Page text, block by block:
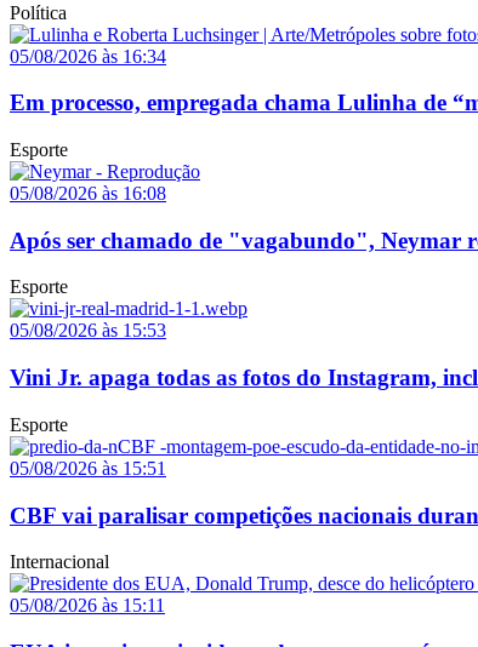
Política
05/08/2026 às 16:34
Em processo, empregada chama Lulinha de
Esporte
05/08/2026 às 16:08
Após ser chamado de "vagabundo", Neymar
Esporte
05/08/2026 às 15:53
Vini Jr. apaga todas as fotos do Instagram,
Esporte
05/08/2026 às 15:51
CBF vai paralisar competições nacionais
Internacional
05/08/2026 às 15:11